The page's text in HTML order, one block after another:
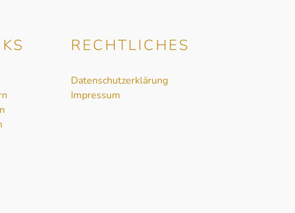
RECHTLICHES
Datenschutzerklärung
Impressum